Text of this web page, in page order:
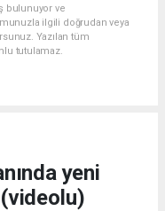
bulunuyor ve
ilgili doğrudan veya
Yazılan tüm
tutulamaz.
yeni
(videolu)